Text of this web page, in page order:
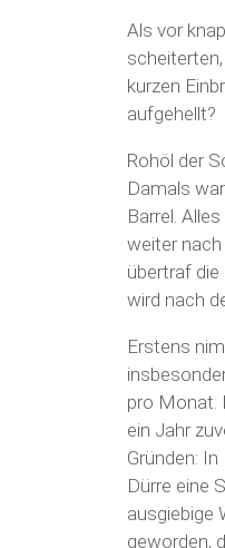
Als vor
kurzen
aufgehellt?
Rohöl der
Damals
Barrel.
weiter
übertraf die
wird nach
Erstens
pro Monat.
ein Jahr
Gründen:
Dürre eine
ausgiebige
geworden,